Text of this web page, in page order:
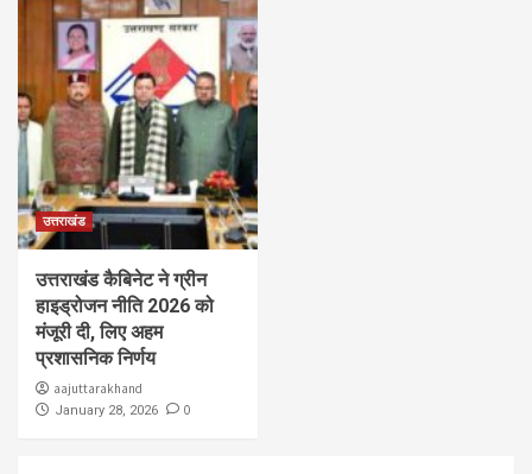
उत्तराखंड
उत्तराखंड कैबिनेट ने ग्रीन
हाइड्रोजन नीति 2026 को
मंजूरी दी, लिए अहम
प्रशासनिक निर्णय
aajuttarakhand
January 28, 2026 0